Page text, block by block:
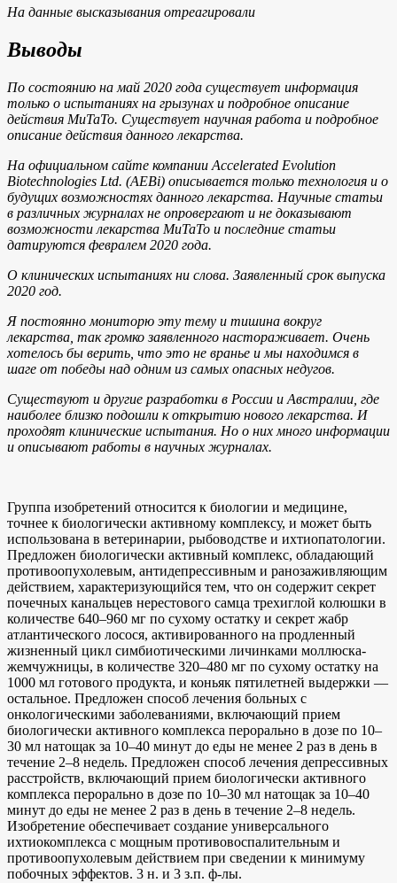
На данные высказывания отреагировали
Выводы
По состоянию на май 2020 года существует информация
только о испытаниях на грызунах и подробное описание
действия MuTaTo. Существует научная работа и подробное
описание действия данного лекарства.
На официальном сайте компании Accelerated Evolution
Biotechnologies Ltd. (AEBi) описывается только технология и о
будущих возможностях данного лекарства. Научные статьи
в различных журналах не опровергают и не доказывают
возможности лекарства MuTaTo и последние статьи
датируются февралем 2020 года.
О клинических испытаниях ни слова. Заявленный срок выпуска
2020 год.
Я постоянно мониторю эту тему и тишина вокруг
лекарства, так громко заявленного настораживает. Очень
хотелось бы верить, что это не вранье и мы находимся в
шаге от победы над одним из самых опасных недугов.
Существуют и другие разработки в России и Австралии, где
наиболее близко подошли к открытию нового лекарства. И
проходят клинические испытания. Но о них много информации
и описывают работы в научных журналах.
Группа изобретений относится к биологии и медицине,
точнее к биологически активному комплексу, и может быть
использована в ветеринарии, рыбоводстве и ихтиопатологии.
Предложен биологически активный комплекс, обладающий
противоопухолевым, антидепрессивным и ранозаживляющим
действием, характеризующийся тем, что он содержит секрет
почечных канальцев нерестового самца трехиглой колюшки в
количестве 640–960 мг по сухому остатку и секрет жабр
атлантического лосося, активированного на продленный
жизненный цикл симбиотическими личинками моллюска-
жемчужницы, в количестве 320–480 мг по сухому остатку на
1000 мл готового продукта, и коньяк пятилетней выдержки —
остальное. Предложен способ лечения больных с
онкологическими заболеваниями, включающий прием
биологически активного комплекса перорально в дозе по 10–
30 мл натощак за 10–40 минут до еды не менее 2 раз в день в
течение 2–8 недель. Предложен способ лечения депрессивных
расстройств, включающий прием биологически активного
комплекса перорально в дозе по 10–30 мл натощак за 10–40
минут до еды не менее 2 раз в день в течение 2–8 недель.
Изобретение обеспечивает создание универсального
ихтиокомплекса с мощным противовоспалительным и
противоопухолевым действием при сведении к минимуму
побочных эффектов. 3 н. и 3 з.п. ф-лы.